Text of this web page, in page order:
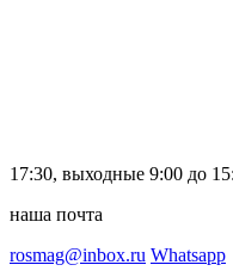
17:30, выходные 9:00 до
наша почта
rosmag@inbox.ru Whatsapp